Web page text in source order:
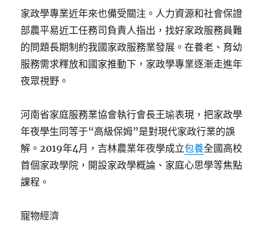
家政學專業近年來也備受關注。人力資源和社會保證
部農平易近工任務司負責人指出，找好家政服務員難
的問題長期制約我國家政服務業發展。在養老、育幼
服務需求釋放和國家推動下，家政學專業逐漸走進年
夜眾視野。
河南省家庭服務業協會執行會長王瑜表現，把家政學
年夜學生同等于“高級保姆”是對現代家政行業的誤
解。2019年4月，吉林農業年夜學成立包養全國高校
首個家政學院，開設家政學概論、家庭心思學等焦點
課程。
寵物經濟